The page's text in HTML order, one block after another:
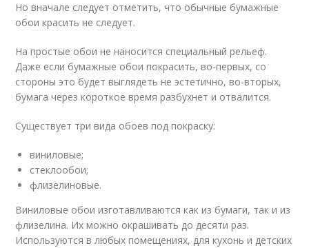
Но вначале следует отметить, что обычные бумажные
обои красить не следует.
На простые обои не наносится специальный рельеф.
Даже если бумажные обои покрасить, во-первых, со
стороны это будет выглядеть не эстетично, во-вторых,
бумага через короткое время разбухнет и отвалится.
Существует три вида обоев под покраску:
виниловые;
стеклообои;
флизелиновые.
Виниловые обои изготавливаются как из бумаги, так и из
флизелина. Их можно окрашивать до десяти раз.
Используются в любых помещениях, для кухонь и детских